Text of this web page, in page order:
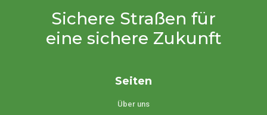
Sichere Straßen für
eine sichere Zukunft
Seiten
Über uns